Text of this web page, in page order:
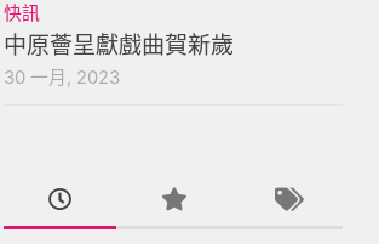
快訊
中原薈呈獻戲曲賀新歲
30 一月, 2023